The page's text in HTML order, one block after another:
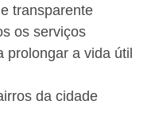
transparente
os serviços
prolongar a vida útil
da cidade